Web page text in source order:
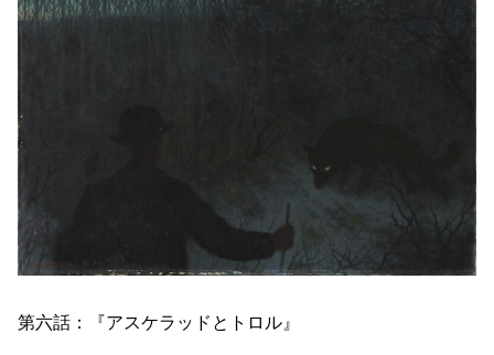
第六話：『アスケラッドとトロル』